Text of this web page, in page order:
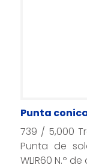
Punta
739 / 5,000
Punta de
WLIR60 N.º